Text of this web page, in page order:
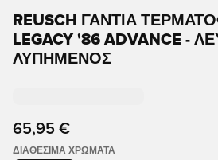
REUSCH ΓΆΝΤΙΑ
LEGACY '86 ADVANCE -
ΛΥΠΗΜΈΝΟΣ
65,95 €
ΔΙΑΘΈΣΙΜΑ ΧΡΏΜΑΤΑ